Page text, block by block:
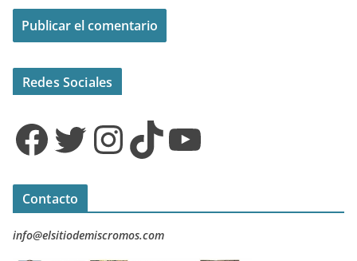
Redes Sociales
Facebook Twitter InstagramTikTok YouTube
Contacto
info@elsitiodemiscromos.com